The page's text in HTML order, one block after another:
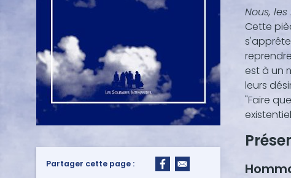
Nous,
Cette
est à un
leurs
"Faire
Partager cette page :